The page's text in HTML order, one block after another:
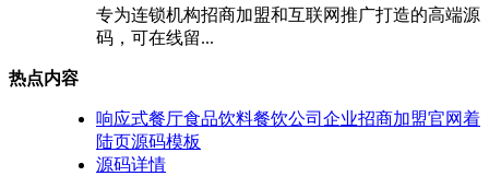
专为连锁机构招商加盟和互联网推广打造的高端源
码，可在线留...
热点内容
响应式餐厅食品饮料餐饮公司企业招商加盟官网着
陆页源码模板
源码详情